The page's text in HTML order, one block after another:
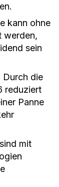
kann ohne
werden,
sein
Durch die
reduziert
Panne
mit